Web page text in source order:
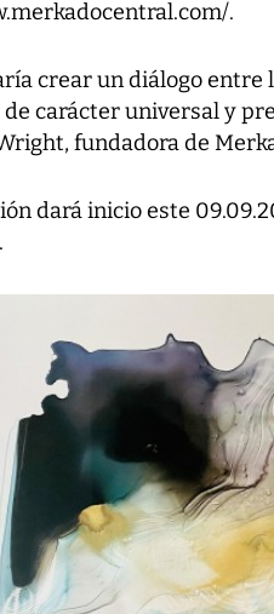
.
crear un diálogo entre
carácter universal y
fundadora de
dará inicio este